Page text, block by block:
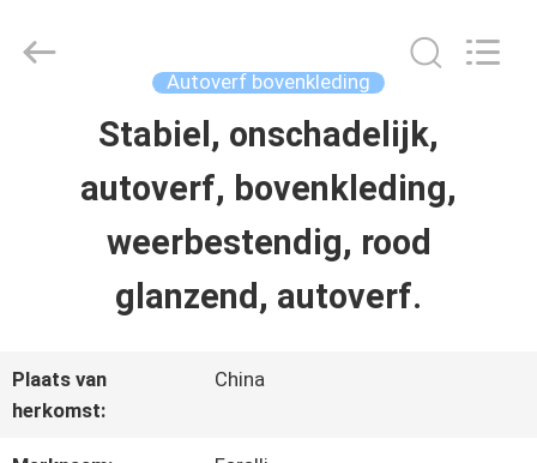
PRODUCTEN
OVER
Meklon
Autoverf bovenkleding
Stabiel, onschadelijk,
autoverf, bovenkleding,
weerbestendig, rood
glanzend, autoverf.
Plaats van
herkomst:
China